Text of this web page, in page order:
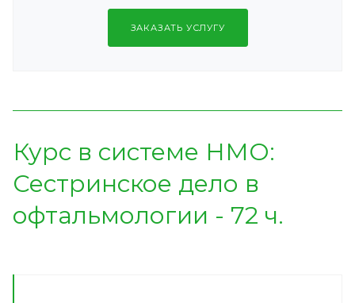
ЗАКАЗАТЬ УСЛУГУ
Курс в системе НМО:
Сестринское дело в
офтальмологии - 72 ч.